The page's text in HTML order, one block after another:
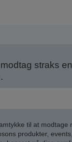
straks
til at
produkter,